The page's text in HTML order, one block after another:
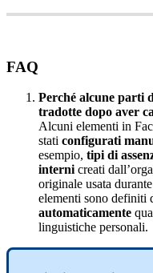
FAQ
Perché alcune parti
tradotte dopo aver
Alcuni elementi in
stati configurati
esempio, tipi di
interni creati dall’
originale usata durante
elementi sono definiti
automaticamente
linguistiche personali.